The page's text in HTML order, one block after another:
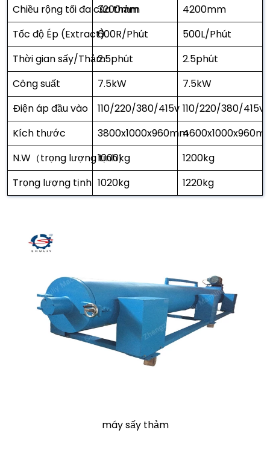
Chiều rộng tối đa của thảm
3200mm
4200mm
Tốc độ Ép (Extract)600R/Phút
500L/Phút
Thời gian sấy/Thảm2.5phút
2.5phút
Công suất
7.5kW
7.5kW
Điện áp đầu vào
110/220/380/415v 110/220/380/415v
Kích thước
3800x1000x960mm
N.W（trọng lượng tịnh）
1000kg
1200kg
Trọng lượng tịnh 1020kg 1220kg
máy sấy thảm